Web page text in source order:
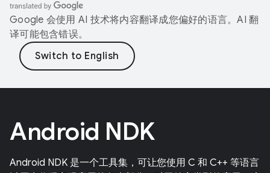
Google 会使用 AI 技术将内容翻译成您偏好的语言。AI 翻
译可能包含错误。
Android NDK
Android NDK 是一个工具集，可让您使用 C 和 C++ 等语言